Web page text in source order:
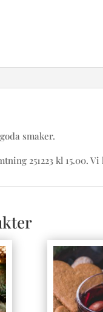
smaker.
251223 kl 15.00.